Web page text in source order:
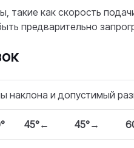
такие как скорость
предварительно
наклона и допустимый
45°← 45°→